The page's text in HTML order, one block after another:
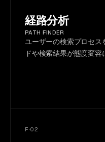
経路分析
PATH FINDER
ユーザーの検索プロセス
ドや検索結果が態度変容
F·02